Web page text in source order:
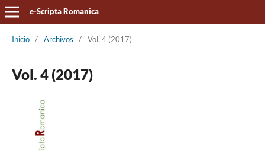
e-Scripta Romanica
Inicio / Archivos / Vol. 4 (2017)
Vol. 4 (2017)